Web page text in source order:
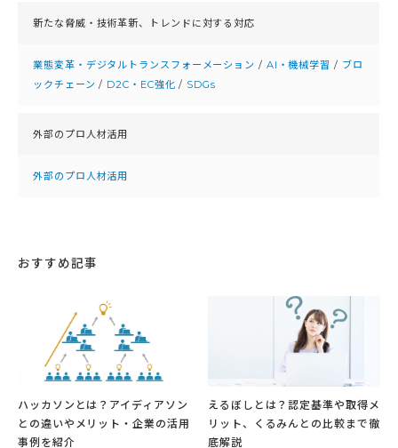
新たな脅威・技術革新、 トレンドに対する対応
業態変革・デジタルトランスフォーメーション / AI・機械学習 / ブロ
ックチェーン / D2C・EC強化 / SDGs
外部のプロ人材活用
外部のプロ人材活用
おすすめ記事
ハッカソンとは？アイディアソン
との違いやメリット・企業の活用
事例を紹介
えるぼしとは？認定基準や取得メ
リット、くるみんとの比較まで徹
底解説